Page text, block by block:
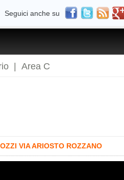
Seguici anche su
Area C
VIA ARIOSTO ROZZANO